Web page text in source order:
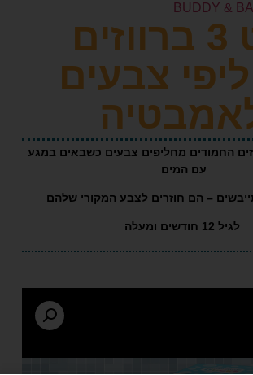
3 ברווזים
צבעים
מחליפים צבעים כשבאים במגע
חוזרים לצבע המקורי שלהם